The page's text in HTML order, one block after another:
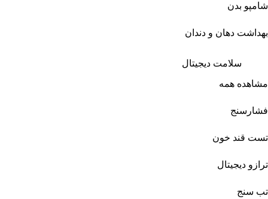
شامپو بدن
بهداشت دهان و دندان
سلامت دیجیتال
مشاهده همه
فشارسنج
تست قند خون
ترازو دیجیتال
تب سنج